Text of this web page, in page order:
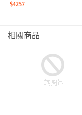
$4257
相關商品